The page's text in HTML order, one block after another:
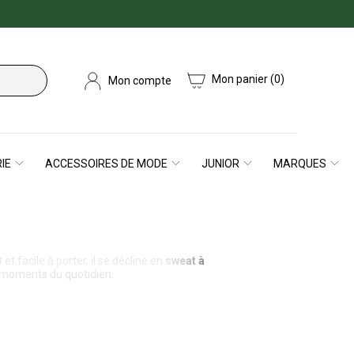
Mon compte Mon panier(0)
ACCESSOIRES DE MODE JUNIOR MARQUES
facile à porter, il se décline en sweat à
du quotidien.